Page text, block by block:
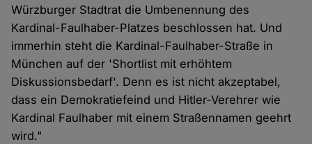
Würzburger Stadtrat die Umbenennung des
Kardinal-Faulhaber-Platzes beschlossen hat. Und
immerhin steht die Kardinal-Faulhaber-Straße in
München auf der 'Shortlist mit erhöhtem
Diskussionsbedarf'. Denn es ist nicht akzeptabel,
dass ein Demokratiefeind und Hitler-Verehrer wie
Kardinal Faulhaber mit einem Straßennamen geehrt
wird."